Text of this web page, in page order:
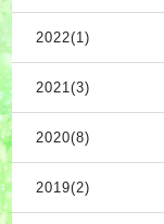
2022(1)
2021(3)
2020(8)
2019(2)